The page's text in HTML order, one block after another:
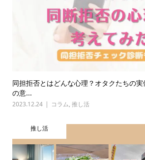
同担拒否とはどんな心理？オタクたちの
の意...
2023.12.24 コラム, 推し活
推し活